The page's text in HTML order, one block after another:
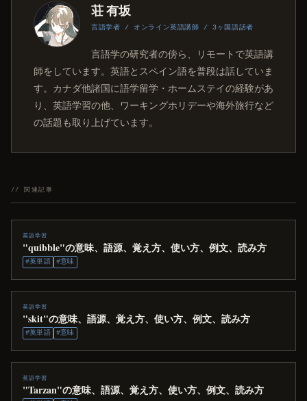
荘 有坂
言語学者 / オンライン英語講師 / 3ヶ国語話者
言語学の研究者の傍ら、リモートで英語講
師をしています。英語とスペイン語を普段は話していま
す。カナダ他諸国に語学留学・ホームステイの経験があ
り、英語学習の他、ワーキングホリデーや海外旅行など
の話題も取り上げています。
// 関連記事
英語学習
"quibble"の意味、語源、覚え方、使い方、例文、読み方
#英単語 #意味
英語学習
"skit"の意味、語源、覚え方、使い方、例文、読み方
#英単語 #意味
英語学習
"Tarzan"の意味、語源、覚え方、使い方、例文、読み方